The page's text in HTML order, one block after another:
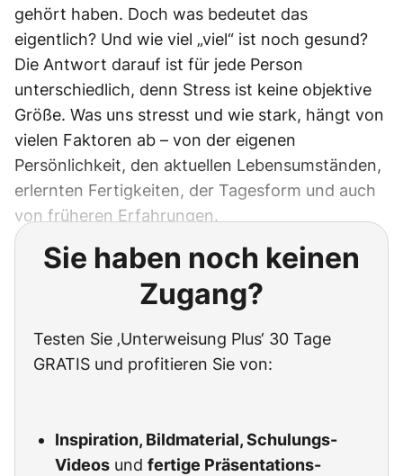
gehört haben. Doch was bedeutet das
eigentlich? Und wie viel „viel“ ist noch gesund?
Die Antwort darauf ist für jede Person
unterschiedlich, denn Stress ist keine objektive
Größe. Was uns stresst und wie stark, hängt von
vielen Faktoren ab – von der eigenen
Persönlichkeit, den aktuellen Lebensumständen,
erlernten Fertigkeiten, der Tagesform und auch
von früheren Erfahrungen.
Sie haben noch keinen
Zugang?
Testen Sie ‚Unterweisung Plus‘ 30 Tage
GRATIS und profitieren Sie von:
Inspiration, Bildmaterial, Schulungs-
Videos und fertige Präsentations-